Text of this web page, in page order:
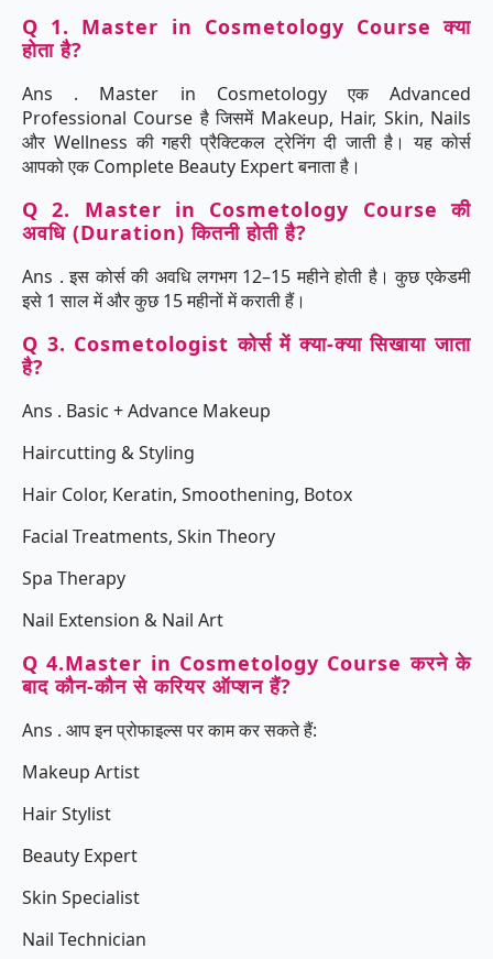
Q 1. Master in Cosmetology Course क्या
होता है?
Ans . Master in Cosmetology एक Advanced
Professional Course है जिसमें Makeup, Hair, Skin, Nails
और Wellness की गहरी प्रैक्टिकल ट्रेनिंग दी जाती है। यह कोर्स
आपको एक Complete Beauty Expert बनाता है।
Q 2. Master in Cosmetology Course की
अवधि (Duration) कितनी होती है?
Ans . इस कोर्स की अवधि लगभग 12–15 महीने होती है। कुछ एकेडमी
इसे 1 साल में और कुछ 15 महीनों में कराती हैं।
Q 3. Cosmetologist कोर्स में क्या-क्या सिखाया जाता
है?
Ans . Basic + Advance Makeup
Haircutting & Styling
Hair Color, Keratin, Smoothening, Botox
Facial Treatments, Skin Theory
Spa Therapy
Nail Extension & Nail Art
Q 4.Master in Cosmetology Course करने के
बाद कौन-कौन से करियर ऑप्शन हैं?
Ans . आप इन प्रोफाइल्स पर काम कर सकते हैं:
Makeup Artist
Hair Stylist
Beauty Expert
Skin Specialist
Nail Technician